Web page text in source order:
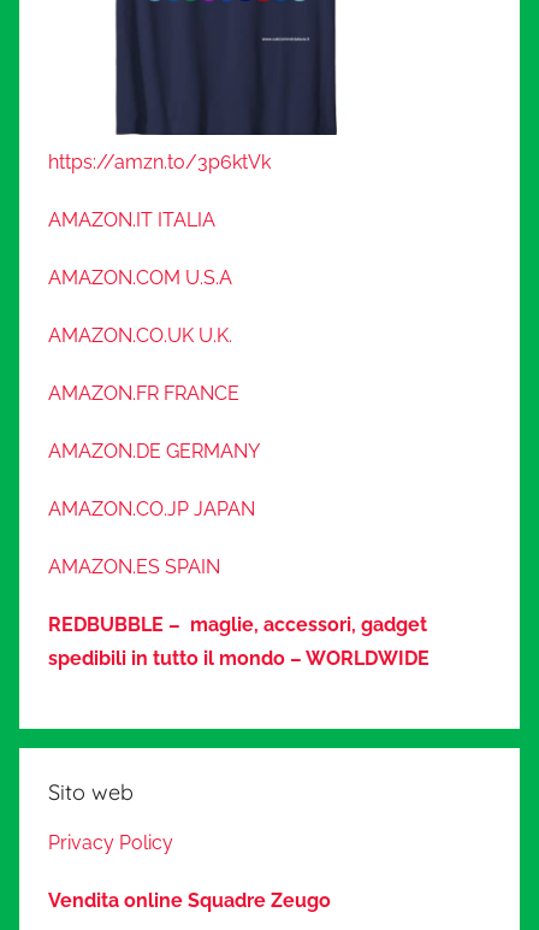
https://amzn.to/3p6ktVk
AMAZON.IT ITALIA
AMAZON.COM U.S.A
AMAZON.CO.UK U.K.
AMAZON.FR FRANCE
AMAZON.DE GERMANY
AMAZON.CO.JP JAPAN
AMAZON.ES SPAIN
REDBUBBLE – maglie, accessori, gadget
spedibili in tutto il mondo – WORLDWIDE
Sito web
Privacy Policy
Vendita online Squadre Zeugo